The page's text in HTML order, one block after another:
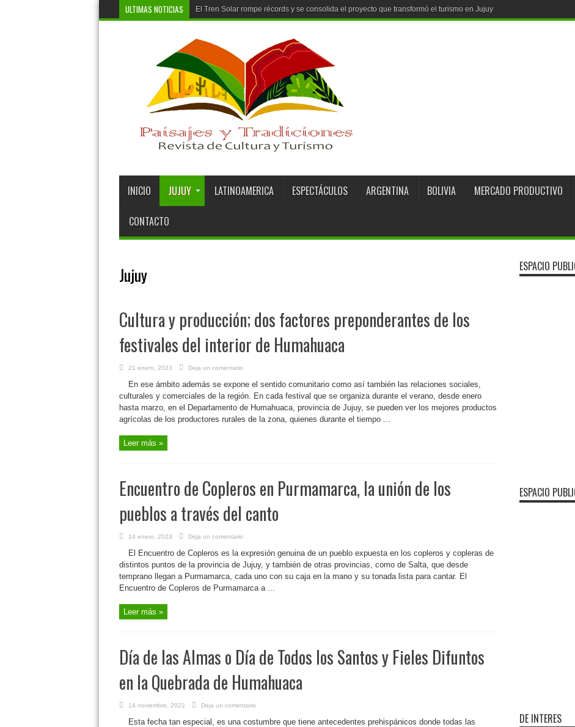
ULTIMAS NOTICIAS Córdob
INICIO JUJUY LATINOAMERICA ESPECTÁCULOS ARGENTINA BOLIVIA MERCADO PRODUCTIVO
CONTACTO
Jujuy
Cultura y producción; dos factores preponderantes de los
festivales del interior de Humahuaca
21 enero, 2023 Deja un comentario
En ese ámbito además se expone el sentido comunitario como así también las relaciones sociales,
culturales y comerciales de la región. En cada festival que se organiza durante el verano, desde enero
hasta marzo, en el Departamento de Humahuaca, provincia de Jujuy, se pueden ver los mejores productos
agrícolas de los productores rurales de la zona, quienes durante el tiempo ...
Leer más »
Encuentro de Copleros en Purmamarca, la unión de los
pueblos a través del canto
14 enero, 2023 Deja un comentario
El Encuentro de Copleros es la expresión genuina de un pueblo expuesta en los copleros y copleras de
distintos puntos de la provincia de Jujuy, y también de otras provincias, como de Salta, que desde
temprano llegan a Purmamarca, cada uno con su caja en la mano y su tonada lista para cantar. El
Encuentro de Copleros de Purmamarca a ...
Leer más »
Día de las Almas o Día de Todos los Santos y Fieles Difuntos
en la Quebrada de Humahuaca
14 noviembre, 2022 Deja un comentario
Esta fecha tan especial, es una costumbre que tiene antecedentes prehispánicos donde todas las
ESPACIO
ESPACIO
DE INTERES